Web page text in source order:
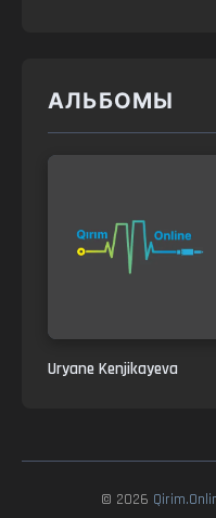
АЛЬБОМЫ
Uryane Kenjikayeva
© 2026